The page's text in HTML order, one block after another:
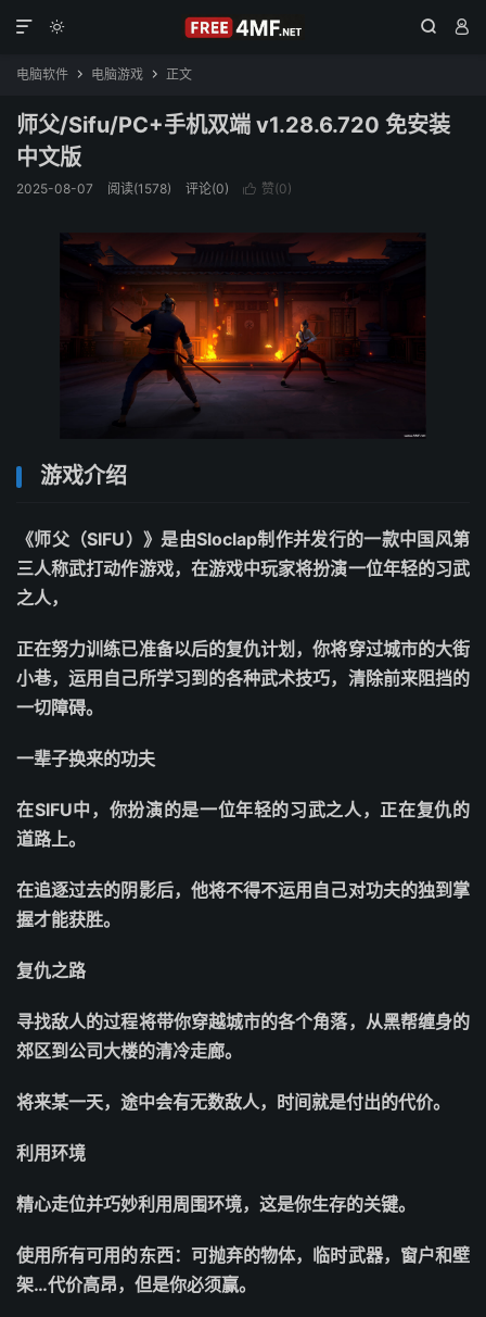
  

电脑软件  电脑游戏  正文
师父/Sifu/PC+手机双端 v1.28.6.720 免安装
中文版
2025-08-07 阅读(1578) 评论(0)  赞(0)
游戏介绍
《师父（SIFU）》是由Sloclap制作并发行的一款中国风第
三人称武打动作游戏，在游戏中玩家将扮演一位年轻的习武
之人，
正在努力训练已准备以后的复仇计划，你将穿过城市的大街
小巷，运用自己所学习到的各种武术技巧，清除前来阻挡的
一切障碍。
一辈子换来的功夫
在SIFU中，你扮演的是一位年轻的习武之人，正在复仇的
道路上。
在追逐过去的阴影后，他将不得不运用自己对功夫的独到掌
握才能获胜。
复仇之路
寻找敌人的过程将带你穿越城市的各个角落，从黑帮缠身的
郊区到公司大楼的清冷走廊。
将来某一天，途中会有无数敌人，时间就是付出的代价。
利用环境
精心走位并巧妙利用周围环境，这是你生存的关键。
使用所有可用的东西：可抛弃的物体，临时武器，窗户和壁
架…代价高昂，但是你必须赢。